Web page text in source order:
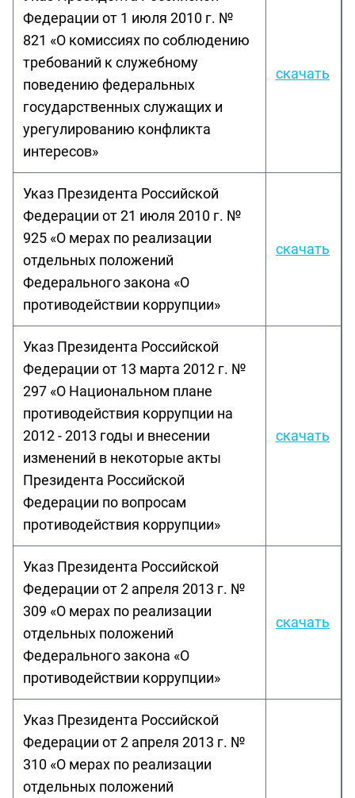
Федерации от 1 июля 2010 г. №
821 «О комиссиях по соблюдению
требований к служебному
поведению федеральных
государственных служащих и
урегулированию конфликта
интересов»
скачать
Указ Президента Российской
Федерации от 21 июля 2010 г. №
925 «О мерах по реализации
отдельных положений
Федерального закона «О
противодействии коррупции»
скачать
Указ Президента Российской
Федерации от 13 марта 2012 г. №
297 «О Национальном плане
противодействия коррупции на
2012 - 2013 годы и внесении
изменений в некоторые акты
Президента Российской
Федерации по вопросам
противодействия коррупции»
скачать
Указ Президента Российской
Федерации от 2 апреля 2013 г. №
309 «О мерах по реализации
отдельных положений
Федерального закона «О
противодействии коррупции»
скачать
Указ Президента Российской
Федерации от 2 апреля 2013 г. №
310 «О мерах по реализации
отдельных положений